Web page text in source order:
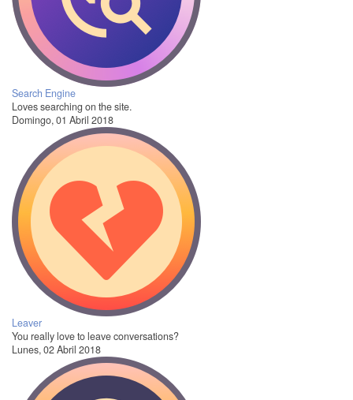
Search Engine
Loves searching on the site.
Domingo, 01 Abril 2018
Leaver
You really love to leave conversations?
Lunes, 02 Abril 2018